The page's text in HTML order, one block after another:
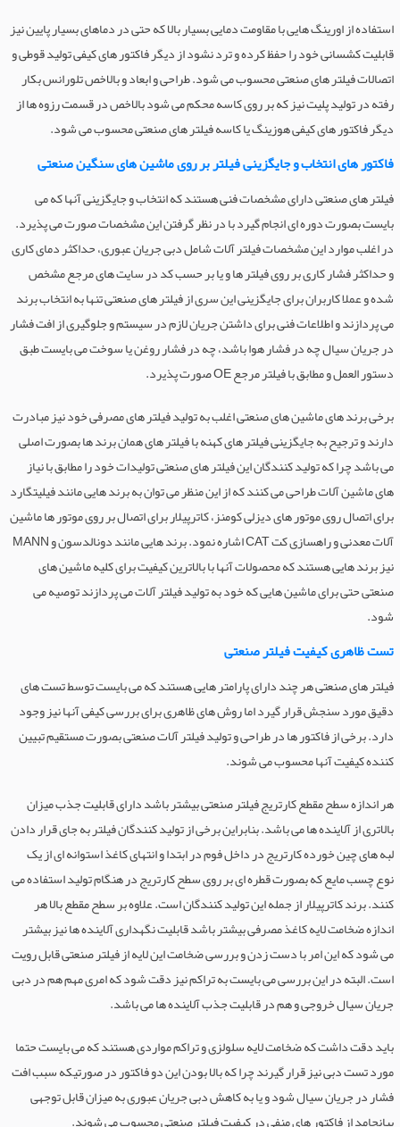
استفاده از اورینگ هایی با مقاومت دمایی بسیار بالا که حتی در دماهای بسیار پایین نیز
قابلیت کشسانی خود را حفظ کرده و ترد نشود از دیگر فاکتور های کیفی تولید قوطی و
اتصالات فیلتر های صنعتی محسوب می شود. طراحی و ابعاد و بالاخص تلورانس بکار
رفته در تولید پلیت نیز که بر روی کاسه محکم می شود بالاخص در قسمت رزوه ها از
دیگر فاکتور های کیفی هوزینگ یا کاسه فیلتر های صنعتی محسوب می شود.
فاکتور های انتخاب و جایگزینی فیلتر بر روی ماشین های سنگین صنعتی
فیلتر های صنعتی دارای مشخصات فنی هستند که انتخاب و جایگزینی آنها که می
بایست بصورت دوره ای انجام گیرد با در نظر گرفتن این مشخصات صورت می پذیرد.
در اغلب موارد این مشخصات فیلتر آلات شامل دبی جریان عبوری، حداکثر دمای کاری
و حداکثر فشار کاری بر روی فیلتر ها و یا بر حسب کد در سایت های مرجع مشخص
شده و عملا کاربران برای جایگزینی این سری از فیلتر های صنعتی تنها به انتخاب برند
می پردازند و اطلاعات فنی برای داشتن جریان لازم در سیستم و جلوگیری از افت فشار
در جریان سیال چه در فشار هوا باشد، چه در فشار روغن یا سوخت می بایست طبق
دستور العمل و مطابق با فیلتر مرجع OE صورت پذیرد.
برخی برند های ماشین های صنعتی اغلب به تولید فیلتر های مصرفی خود نیز مبادرت
دارند و ترجیح به جایگزینی فیلتر های کهنه با فیلتر های همان برند ها بصورت اصلی
می باشد چرا که تولید کنندگان این فیلتر های صنعتی تولیدات خود را مطابق با نیاز
های ماشین آلات طراحی می کنند که از این منظر می توان به برند هایی مانند فیلیتگارد
برای اتصال روی موتور های دیزلی کومنز، کاترپیلار برای اتصال بر روی موتور ها ماشین
آلات معدنی و راهسازی کت CAT اشاره نمود. برند هایی مانند دونالدسون و MANN
نیز برند هایی هستند که محصولات آنها با بالاترین کیفیت برای کلیه ماشین های
صنعتی حتی برای ماشین هایی که خود به تولید فیلتر آلات می پردازند توصیه می
شود.
تست ظاهری کیفیت فیلتر صنعتی
فیلتر های صنعتی هر چند دارای پارامتر هایی هستند که می بایست توسط تست های
دقیق مورد سنجش قرار گیرد اما روش های ظاهری برای بررسی کیفی آنها نیز وجود
دارد. برخی از فاکتور ها در طراحی و تولید فیلتر آلات صنعتی بصورت مستقیم تبیین
کننده کیفیت آنها محسوب می شوند.
هر اندازه سطح مقطع کارتریج فیلتر صنعتی بیشتر باشد دارای قابلیت جذب میزان
بالاتری از آلاینده ها می باشد. بنابراین برخی از تولید کنندگان فیلتر به جای قرار دادن
لبه های چین خورده کارتریج در داخل فوم در ابتدا و انتهای کاغذ استوانه ای از یک
نوع چسب مایع که بصورت قطره ای بر روی سطح کارتریج در هنگام تولید استفاده می
کنند. برند کاترپیلار از جمله این تولید کنندگان است. علاوه بر سطح مقطع بالا هر
اندازه ضخامت لایه کاغذ مصرفی بیشتر باشد قابلیت نگهداری آلاینده ها نیز بیشتر
می شود که این امر با دست زدن و بررسی ضخامت این لایه از فیلتر صنعتی قابل رویت
است. البته در این بررسی می بایست به تراکم نیز دقت شود که امری مهم هم در دبی
جریان سیال خروجی و هم در قابلیت جذب آلاینده ها می باشد.
باید دقت داشت که ضخامت لایه سلولزی و تراکم مواردی هستند که می بایست حتما
مورد تست دبی نیز قرار گیرند چرا که بالا بودن این دو فاکتور در صورتیکه سبب افت
فشار در جریان سیال شود و یا به کاهش دبی جریان عبوری به میزان قابل توجهی
بیانجامد از فاکتور های منفی در کیفیت فیلتر صنعتی محسوب می شوند.